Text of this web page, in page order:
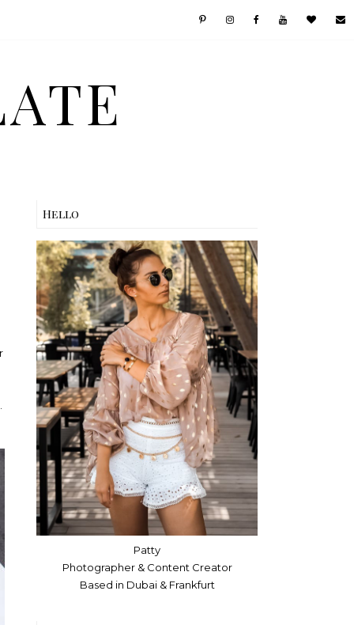
Hello
Patty
Photographer & Content Creator
Based in Dubai & Frankfurt